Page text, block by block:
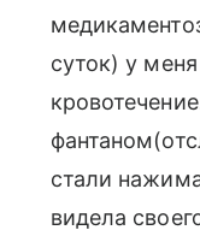
суток) у
стали
видела